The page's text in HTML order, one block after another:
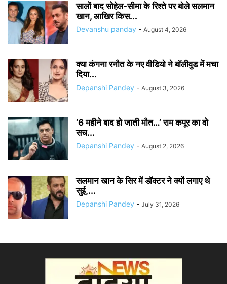
सालों बाद सोहेल-सीमा के रिश्ते पर बोले सलमान
खान, आखिर किस...
Devanshu panday - August 4, 2026
क्या कंगना रनौत के नए वीडियो ने बॉलीवुड में मचा
दिया...
Depanshi Pandey - August 3, 2026
‘6 महीने बाद हो जाती मौत…’ राम कपूर का वो
सच...
Depanshi Pandey - August 2, 2026
सलमान खान के सिर में डॉक्टर ने क्यों लगाए थे
सुई,...
Depanshi Pandey - July 31, 2026